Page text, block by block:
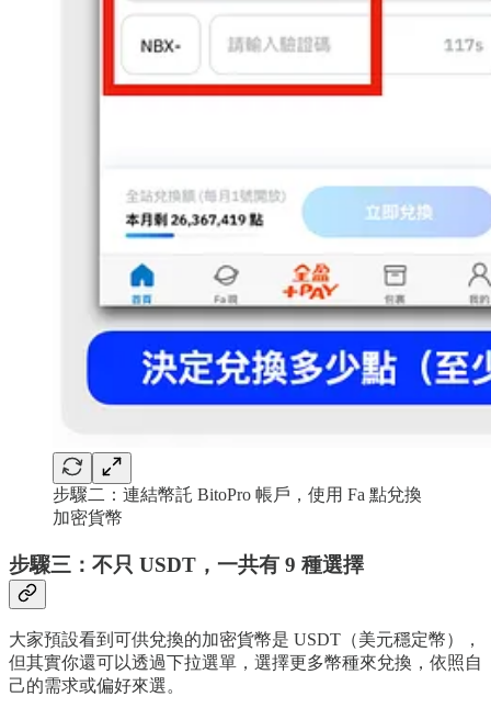
步驟二：連結幣託 BitoPro 帳戶，使用 Fa 點兌換
加密貨幣
步驟三：不只 USDT，一共有 9 種選擇
大家預設看到可供兌換的加密貨幣是 USDT（美元穩定幣），
但其實你還可以透過下拉選單，選擇更多幣種來兌換，依照自
己的需求或偏好來選。